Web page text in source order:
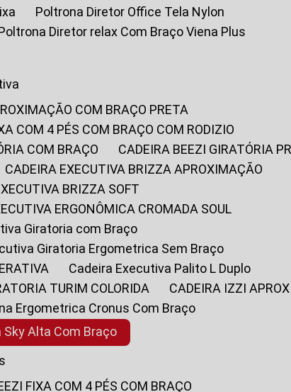
Poltrona Diretor Office Tela Nylon
Poltrona Diretor relax Com Braço Viena Plus
COM BRAÇO PRETA
COM 4 PÉS COM BRAÇO COM RODIZIO
COM BRAÇO
CADEIRA BEEZI GIRATÓRIA
CADEIRA EXECUTIVA BRIZZA APROXIMAÇÃO
BRIZZA SOFT
ERGONÔMICA CROMADA SOUL
Giratoria com Braço
Giratoria Ergometrica Sem Braço
Cadeira Executiva Palito L Duplo
TURIM COLORIDA
CADEIRA IZZI
Ergometrica Cronus Com Braço
Sky Alta Com Braço
FIXA COM 4 PÉS COM BRAÇO